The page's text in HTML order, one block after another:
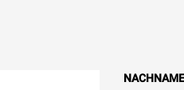
NACHNAME